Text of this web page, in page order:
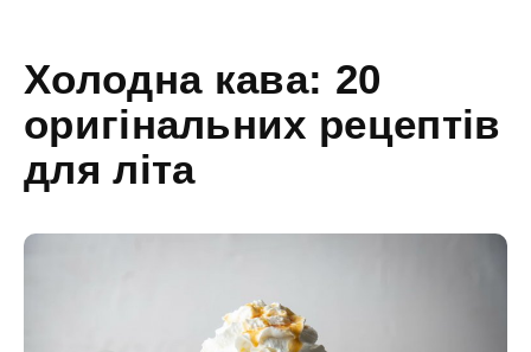
Холодна кава: 20
оригінальних рецептів
для літа